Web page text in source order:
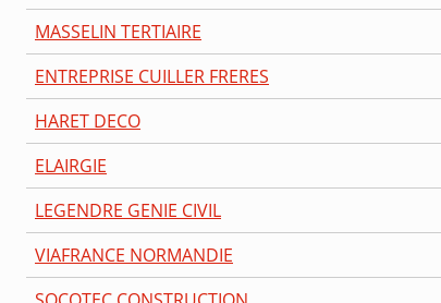
MASSELIN TERTIAIRE
ENTREPRISE CUILLER FRERES
HARET DECO
ELAIRGIE
LEGENDRE GENIE CIVIL
VIAFRANCE NORMANDIE